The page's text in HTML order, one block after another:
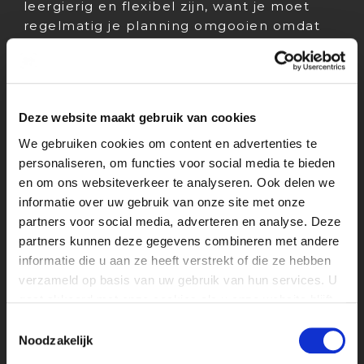
Deze website maakt gebruik van cookies
We gebruiken cookies om content en advertenties te
personaliseren, om functies voor social media te bieden
en om ons websiteverkeer te analyseren. Ook delen we
informatie over uw gebruik van onze site met onze
partners voor social media, adverteren en analyse. Deze
partners kunnen deze gegevens combineren met andere
informatie die u aan ze heeft verstrekt of die ze hebben
verzameld op basis van uw gebruik van hun services. U
Noodzakelijk
leergierig en flexibel zijn, want je moet
regelmatig je planning omgooien omdat
stagiair is het verhaal van de stagiair die
een gehele persdag in zijn eentje heeft
weten te organiseren en te runnen – als
een echte pro!”
Waarom moet je nou echt solliciteren op
deze vacature bij Viacom?
Bij Viacom mag je 100% jezelf zijn, krijg je
de ruimte om jouw skills verder te
stagebegeleider laat jou kennis maken
met alle aspecten van het vak, waardoor